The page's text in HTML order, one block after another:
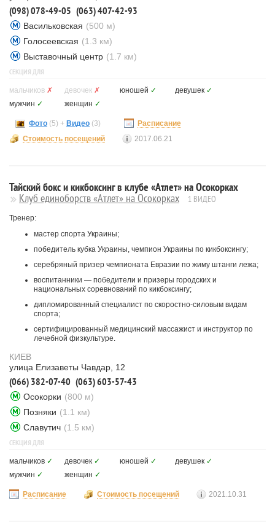
(098) 078-49-05 (063) 407-42-93
Васильковская (500 м)
Голосеевская (1.3 км)
Выставочный центр (1.7 км)
СЕКЦИЯ ДЛЯ
мальчиков ✗ девочек ✗ юношей ✓ девушек ✓
мужчин ✓ женщин ✓
Фото (5) + Видео (3)
Расписание
Стоимость посещений
2017.06.21
Тайский бокс и кикбоксинг в клубе «Атлет» на Осокорках
Клуб единоборств «Атлет» на Осокорках 1 ВИДЕО
Тренер:
мастер спорта Украины;
победитель кубка Украины, чемпион Украины по кикбоксингу;
серебряный призер чемпионата Евразии по жиму штанги лежа;
воспитанники — победители и призеры городских и
национальных соревнований по кикбоксингу;
дипломированный специалист по скоростно-силовым видам
спорта;
сертифицированный медицинский массажист и инструктор по
лечебной физкультуре.
КИЕВ
улица Елизаветы Чавдар, 12
(066) 382-07-40 (063) 603-57-43
Осокорки (800 м)
Позняки (1.1 км)
Славутич (1.5 км)
СЕКЦИЯ ДЛЯ
мальчиков ✓ девочек ✓ юношей ✓ девушек ✓
мужчин ✓ женщин ✓
Расписание Стоимость посещений 2021.10.31